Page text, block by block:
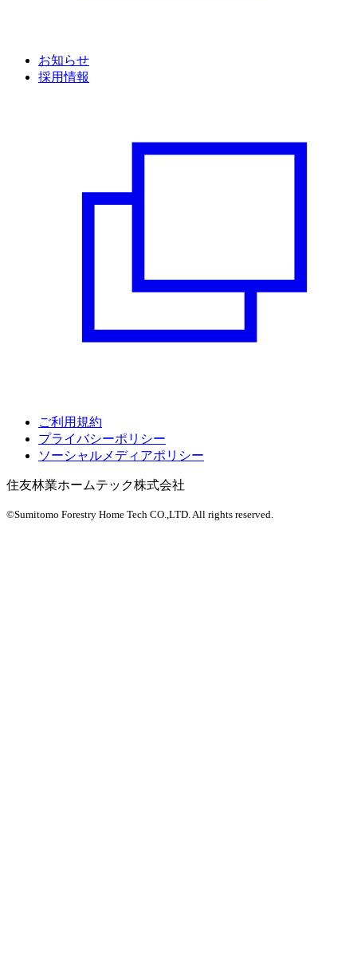
お知らせ
採用情報
ご利用規約
プライバシーポリシー
ソーシャルメディアポリシー
住友林業ホームテック株式会社
©Sumitomo Forestry Home Tech CO.,LTD. All rights reserved.